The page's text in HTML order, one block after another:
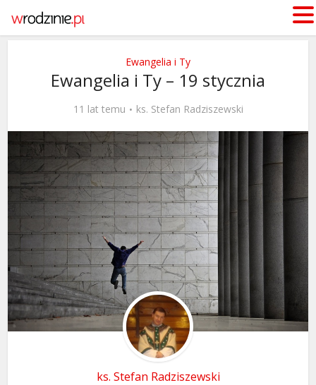
Ewangelia i Ty
Ewangelia i Ty – 19 stycznia
11 lat temu ks. Stefan Radziszewski
ks. Stefan Radziszewski